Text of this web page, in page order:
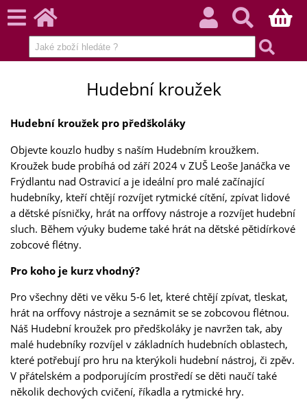
Hudební kroužek
Hudební kroužek pro předškoláky
Objevte kouzlo hudby s naším Hudebním kroužkem.
Kroužek bude probíhá od září 2024 v ZUŠ Leoše Janáčka ve
Frýdlantu nad Ostravicí a je ideální pro malé začínající
hudebníky, kteří chtějí rozvíjet rytmické cítění, zpívat lidové
a dětské písničky, hrát na orffovy nástroje a rozvíjet hudební
sluch. Během výuky budeme také hrát na dětské pětidírkové
zobcové flétny.
Pro koho je kurz vhodný?
Pro všechny děti ve věku 5-6 let, které chtějí zpívat, tleskat,
hrát na orffovy nástroje a seznámit se se zobcovou flétnou.
Náš Hudební kroužek pro předškoláky je navržen tak, aby
malé hudebníky rozvíjel v základních hudebních oblastech,
které potřebují pro hru na kterýkoli hudební nástroj, či zpěv.
V přátelském a podporujícím prostředí se děti naučí také
několik dechových cvičení, říkadla a rytmické hry.